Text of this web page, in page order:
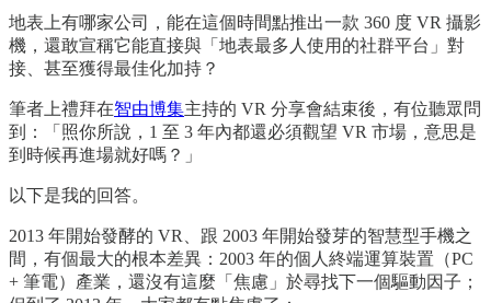
地表上有哪家公司，能在這個時間點推出一款 360 度 VR 攝影
機，還敢宣稱它能直接與「地表最多人使用的社群平台」對
接、甚至獲得最佳化加持？
筆者上禮拜在智由博集主持的 VR 分享會結束後，有位聽眾問
到：「照你所說，1 至 3 年內都還必須觀望 VR 市場，意思是
到時候再進場就好嗎？」
以下是我的回答。
2013 年開始發酵的 VR、跟 2003 年開始發芽的智慧型手機之
間，有個最大的根本差異：2003 年的個人終端運算裝置（PC
+ 筆電）產業，還沒有這麼「焦慮」於尋找下一個驅動因子；